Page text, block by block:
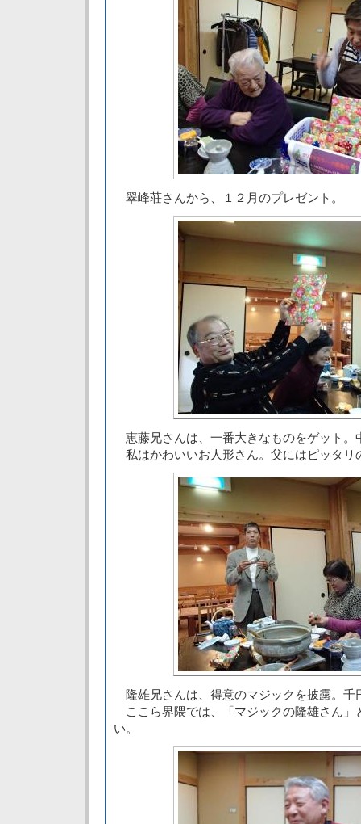
翠峰荘さんから、１２月のプレゼント。
恵藤兄さんは、一番大きなものをゲット。
私はかわいいお人形さん。父にはピッタリ
隆雄兄さんは、得意のマジックを披露。千
ここら界隈では、「マジックの隆雄さん」
い。